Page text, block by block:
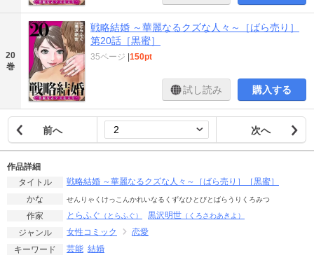
20
巻
戦略結婚 ～華麗なるクズな人々～［ばら売り］
第20話［黒蜜］
35ページ 150pt
試し読み 購入する
前へ 次へ
作品詳細
タイトル
戦略結婚 ～華麗なるクズな人々～［ばら売り］［黒蜜］
かな
せんりゃくけっこんかれいなるくずなひとびとばらうりくろみつ
作家 とらふぐ （とらふぐ） 黒沢明世 （くろさわあきよ）
ジャンル 女性コミック
恋愛
キーワード
芸能 結婚